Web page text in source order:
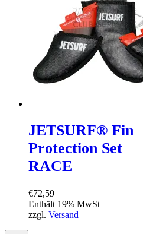
JETSURF® Fin
Protection Set
RACE
€72,59
Enthält 19% MwSt
zzgl. Versand